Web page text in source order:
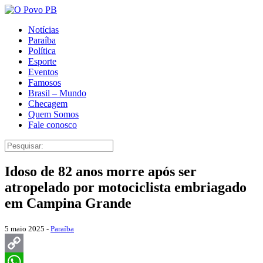
Notícias
Paraíba
Política
Esporte
Eventos
Famosos
Brasil – Mundo
Checagem
Quem Somos
Fale conosco
Idoso de 82 anos morre após ser
atropelado por motociclista embriagado
em Campina Grande
5 maio 2025 - Paraíba